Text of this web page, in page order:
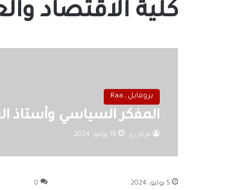
كلية الاقتصاد
بروفايل ـ Raa
المفكر السياسي وأستاذ
مركز رع 16 يوليو، 2024
5 يوليو، 2024 0